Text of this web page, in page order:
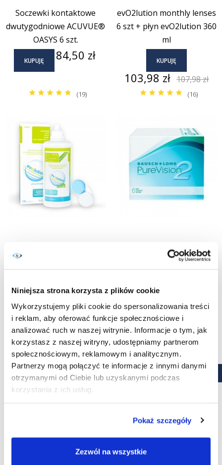
Niniejsza strona korzysta z plików cookie
Wykorzystujemy pliki cookie do spersonalizowania treści
i reklam, aby oferować funkcje społecznościowe i
analizować ruch w naszej witrynie. Informacje o tym, jak
korzystasz z naszej witryny, udostępniamy partnerom
społecznościowym, reklamowym i analitycznym.
Partnerzy mogą połączyć te informacje z innymi danymi
otrzymanymi od Ciebie lub uzyskanymi podczas
korzystania z ich usług.
Pokaż szczegóły
Zezwól na wszystkie
Soczewki kontaktowe
dwutygodniowe ACUVUE®
OASYS 6 szt.
KUPUJĘ Cena
84,50 zł
evO2lution monthly lenses
6 szt + płyn evO2lution 360
ml
KUPUJĘ
Cena
103,98 zł Cena
107,98 zł
(19) (16)
Soczewki miesięczne
PureVision 2 6 szt.
(16) (3)